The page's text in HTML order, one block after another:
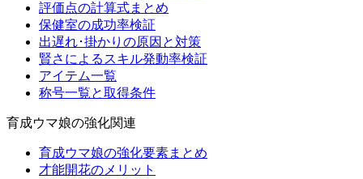
評価点の計算式まとめ
保健室の成功率検証
出遅れ･掛かりの原因と対策
賢さによるスキル発動率検証
アイテム一覧
称号一覧と取得条件
育成ウマ娘の強化関連
育成ウマ娘の強化要素まとめ
才能開花のメリット